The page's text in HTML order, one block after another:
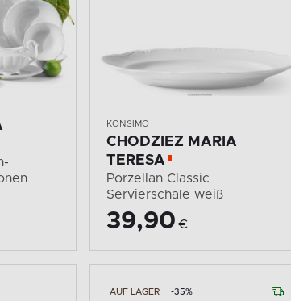
KONSIMO
CHODZIEZ MARIA
TERESA
Porzellan Classic
Servierschale weiß
39,90 €
AUF LAGER -35%